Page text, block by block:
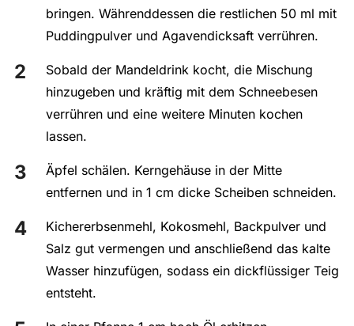
bringen. Währenddessen die restlichen 50 ml mit
Puddingpulver und Agavendicksaft verrühren.
Sobald der Mandeldrink kocht, die Mischung
hinzugeben und kräftig mit dem Schneebesen
verrühren und eine weitere Minuten kochen
lassen.
Äpfel schälen. Kerngehäuse in der Mitte
entfernen und in 1 cm dicke Scheiben schneiden.
Kichererbsenmehl, Kokosmehl, Backpulver und
Salz gut vermengen und anschließend das kalte
Wasser hinzufügen, sodass ein dickflüssiger Teig
entsteht.